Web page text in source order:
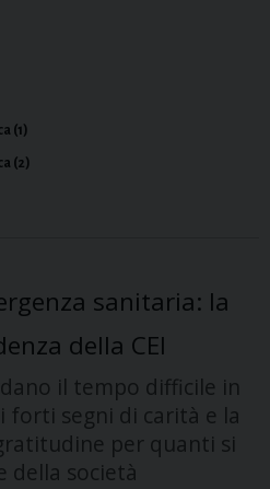
(1)
(2)
sanitaria: la
della CEI
il tempo difficile in
forti segni di carità e la
per quanti si
della società